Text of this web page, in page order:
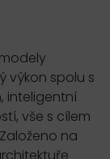
výkon spolu s
inteligentní
vše s cílem
na